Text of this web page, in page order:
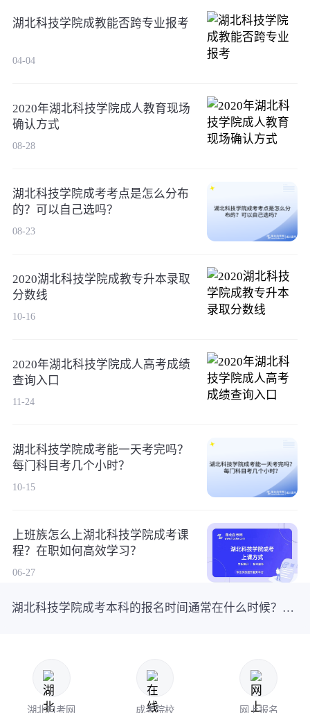
湖北科技学院成教能否跨专业报考
04-04
2020年湖北科技学院成人教育现场
确认方式
08-28
湖北科技学院成考考点是怎么分布
的？可以自己选吗？
08-23
2020湖北科技学院成教专升本录取
分数线
10-16
2020年湖北科技学院成人高考成绩
查询入口
11-24
湖北科技学院成考能一天考完吗？
每门科目考几个小时？
10-15
上班族怎么上湖北科技学院成考课
程？在职如何高效学习？
06-27
湖北科技学院成考本科的报名时间通常在什么时候？具体怎么报名？
湖北自考网 成考院校 网上报名